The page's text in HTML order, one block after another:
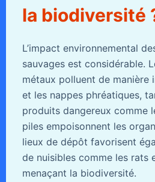
la biodiversité
L’impact environnemental
sauvages est considérable.
métaux polluent de manière
et les nappes phréatiques,
produits dangereux comme
piles empoisonnent les
lieux de dépôt favorisent
de nuisibles comme les rats
menaçant la biodiversité.